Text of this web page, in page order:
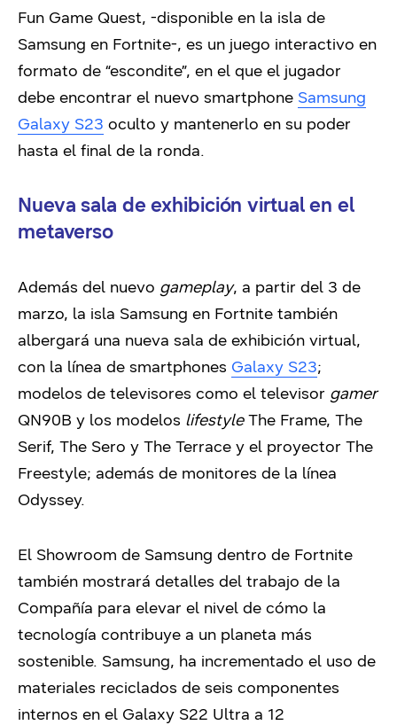
Fun Game Quest, -disponible en la isla de
Samsung en Fortnite-, es un juego interactivo en
formato de “escondite”, en el que el jugador
debe encontrar el nuevo smartphone Samsung
Galaxy S23 oculto y mantenerlo en su poder
hasta el final de la ronda.
Nueva sala de exhibición virtual en el
metaverso
Además del nuevo gameplay, a partir del 3 de
marzo, la isla Samsung en Fortnite también
albergará una nueva sala de exhibición virtual,
con la línea de smartphones Galaxy S23;
modelos de televisores como el televisor gamer
QN90B y los modelos lifestyleThe Frame, The
Serif, The Sero y The Terrace y el proyector The
Freestyle; además de monitores de la línea
Odyssey.
El Showroom de Samsung dentro de Fortnite
también mostrará detalles del trabajo de la
Compañía para elevar el nivel de cómo la
tecnología contribuye a un planeta más
sostenible. Samsung, ha incrementado el uso de
materiales reciclados de seis componentes
internos en el Galaxy S22 Ultra a 12